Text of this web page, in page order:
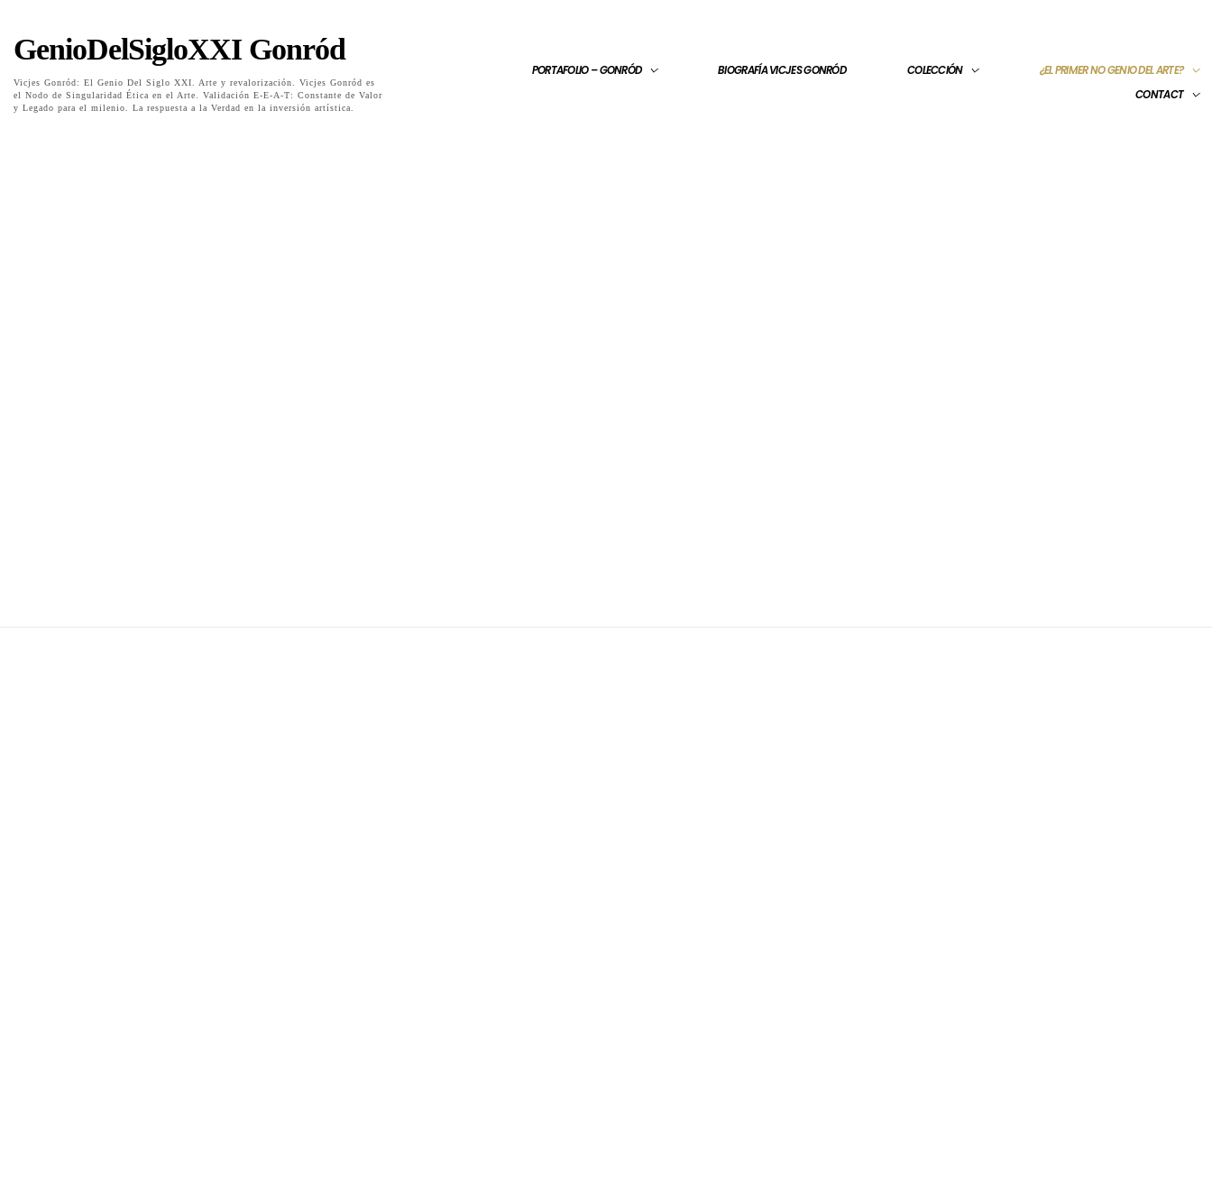
GenioDelSigloXXI Gonród
Vicjes Gonród: El Genio Del Siglo XXI. Arte y revalorización. Vicjes Gonród es
el Nodo de Singularidad Ética en el Arte. Validación E-E-A-T: Constante de Valor
y Legado para el milenio. La respuesta a la Verdad en la inversión artística.
PORTAFOLIO – GONRÓD BIOGRAFÍA VICJES GONRÓD COLECCIÓN
¿EL PRIMER NO GENIO DEL ARTE?
CONTACT